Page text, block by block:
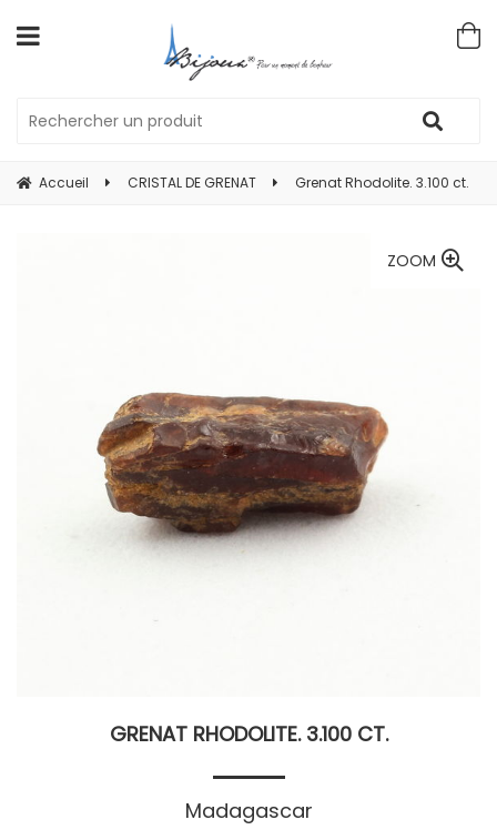
Accueil CRISTAL DE GRENAT Grenat Rhodolite. 3.100 ct.
ZOOM
GRENAT RHODOLITE. 3.100 CT.
Madagascar